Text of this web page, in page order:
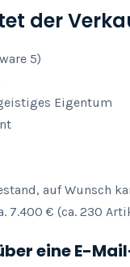
der
5)
Eigentum
auf Wunsch
7.400 € (ca. 230
eine E-